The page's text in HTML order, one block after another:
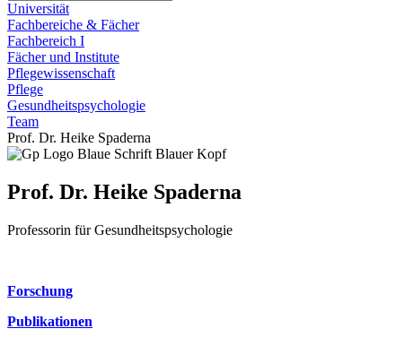
Universität
Fachbereiche & Fächer
Fachbereich I
Fächer und Institute
Pflegewissenschaft
Pflege
Gesundheitspsychologie
Team
Prof. Dr. Heike Spaderna
Prof. Dr. Heike Spaderna
Professorin für Gesundheitspsychologie
Forschung
Publikationen